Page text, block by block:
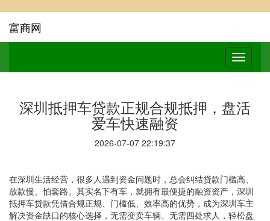
富商网
深圳抵押车贷款正规合规抵押，盘活
爱车快速融资
2026-07-07 22:19:37
在深圳生活经营，很多人遇到资金问题时，总会纠结贷款门槛高、
放款慢、怕套路。其实名下有车，就拥有最便捷的融资资产，深圳
抵押车贷款凭借合规正规、门槛低、效率高的优势，成为深圳车主
解决资金缺口的核心选择，无需变卖车辆、无需四处求人，轻松盘